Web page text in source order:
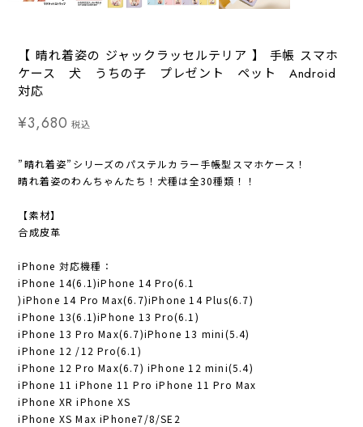
【 晴れ着姿の ジャックラッセルテリア 】 手帳 スマホ
ケース 犬 うちの子 プレゼント ペット Android
対応
¥3,680 税込
”晴れ着姿”シリーズのパステルカラー手帳型スマホケース！
晴れ着姿のわんちゃんたち！犬種は全30種類！！
【素材】
合成皮革
iPhone 対応機種：
iPhone 14(6.1)iPhone 14 Pro(6.1
)iPhone 14 Pro Max(6.7)iPhone 14 Plus(6.7)
iPhone 13(6.1)iPhone 13 Pro(6.1)
iPhone 13 Pro Max(6.7)iPhone 13 mini(5.4)
iPhone 12 /12 Pro(6.1)
iPhone 12 Pro Max(6.7) iPhone 12 mini(5.4)
iPhone 11 iPhone 11 Pro iPhone 11 Pro Max
iPhone XR iPhone XS
iPhone XS Max iPhone7/8/SE2